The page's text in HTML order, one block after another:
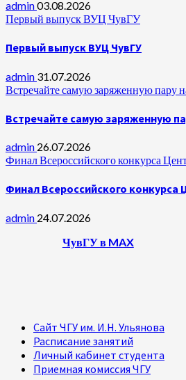
admin03.08.2026
Первый выпуск ВУЦ ЧувГУ
Первый выпуск ВУЦ ЧувГУ
admin 31.07.2026
Встречайте самую заряженную
Встречайте самую заряженную
admin 26.07.2026
Финал Всероссийского конкурса
Финал Всероссийского конкурса
admin 24.07.2026
ЧувГУ в MAX
Сайт ЧГУ им. И.Н. Ульянова
Расписание занятий
Личный кабинет студента
Приемная комиссия ЧГУ